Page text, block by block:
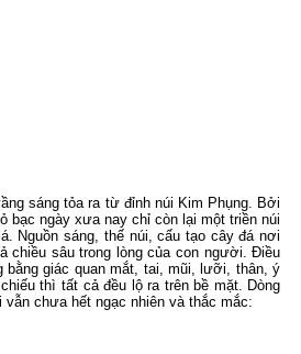
sáng tỏa ra từ đỉnh núi Kim Phụng. Bởi
bạc ngày xưa nay chỉ còn lại một triền núi
Nguồn sáng, thế núi, cấu tạo cây đá nơi
chiều sâu trong lòng của con người. Điều
bằng giác quan mắt, tai, mũi, lưỡi, thân, ý
thì tất cả đều lộ ra trên bề mặt. Dòng
chưa hết ngạc nhiên và thắc mắc: